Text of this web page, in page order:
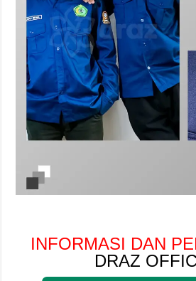
INFORMASI DAN
DRAZ